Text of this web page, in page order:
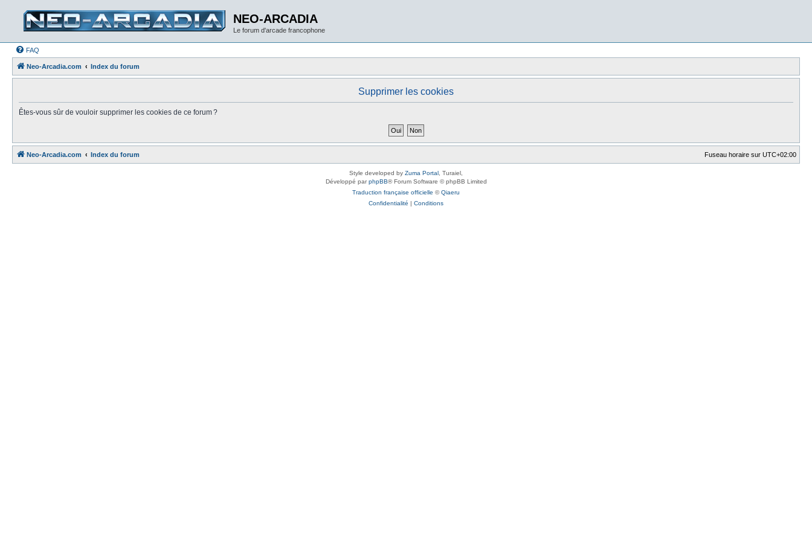
NEO-ARCADIA
Le forum d'arcade francophone
FAQ
Neo-Arcadia.com Index du forum
Supprimer les cookies
Êtes-vous sûr de vouloir supprimer les cookies de ce forum ?
Neo-Arcadia.com Index du forum Fuseau horaire sur UTC+02:00
Style developed by Zuma Portal , Turaiel,
Développé parphpBB® Forum Software © phpBB Limited
Traduction française officielle ©Qiaeru
Confidentialité | Conditions